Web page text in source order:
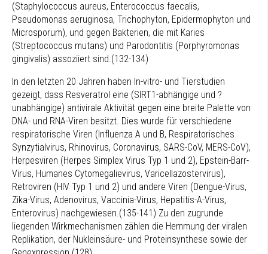
(Staphylococcus aureus, Enterococcus faecalis,
Pseudomonas aeruginosa, Trichophyton, Epidermophyton und
Microsporum), und gegen Bakterien, die mit Karies
(Streptococcus mutans) und Parodontitis (Porphyromonas
gingivalis) assoziiert sind.(132-134)
In den letzten 20 Jahren haben In-vitro- und Tierstudien
gezeigt, dass Resveratrol eine (SIRT1-abhängige und ?
unabhängige) antivirale Aktivität gegen eine breite Palette von
DNA- und RNA-Viren besitzt. Dies wurde für verschiedene
respiratorische Viren (Influenza A und B, Respiratorisches
Synzytialvirus, Rhinovirus, Coronavirus, SARS-CoV, MERS-CoV),
Herpesviren (Herpes Simplex Virus Typ 1 und 2), Epstein-Barr-
Virus, Humanes Cytomegalievirus, Varicellazostervirus),
Retroviren (HIV Typ 1 und 2) und andere Viren (Dengue-Virus,
Zika-Virus, Adenovirus, Vaccinia-Virus, Hepatitis-A-Virus,
Enterovirus) nachgewiesen.(135-141) Zu den zugrunde
liegenden Wirkmechanismen zählen die Hemmung der viralen
Replikation, der Nukleinsäure- und Proteinsynthese sowie der